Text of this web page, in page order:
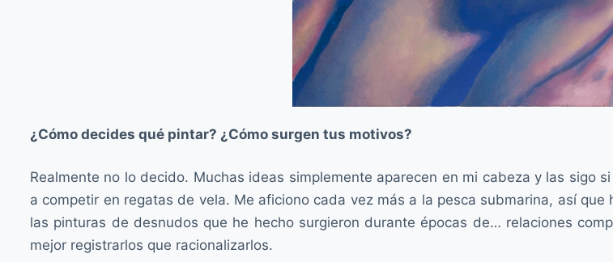
¿Cómo decides qué pintar? ¿Cómo surgen tus motivos?
Realmente no lo decido. Muchas ideas simplemente aparecen en mi cabeza y las sigo
a competir en regatas de vela. Me aficiono cada vez más a la pesca submarina, así
las pinturas de desnudos que he hecho surgieron durante épocas de… relaciones
mejor registrarlos que racionalizarlos.